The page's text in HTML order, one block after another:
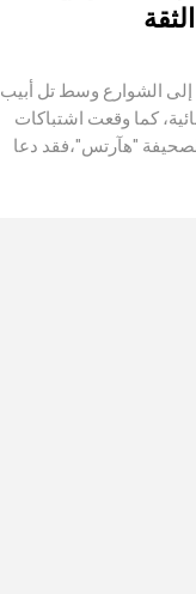
إلى الشوارع وسط تل أبيب
كما وقعت اشتباكات
"هآرتس"،فقد دعا